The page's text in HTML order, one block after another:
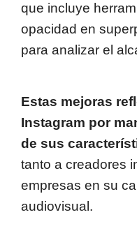
que incluye
opacidad en
para analizar el
Estas mejoras
Instagram por
de sus
tanto a creadores
empresas en su
audiovisual.